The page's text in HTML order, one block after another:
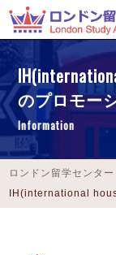
のプロモー
Information
ロンドン留学センター
IH(international